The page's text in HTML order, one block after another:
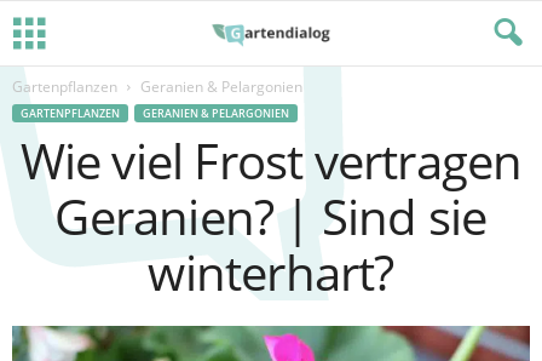
Gartenpflanzen Geranien & Pelargonien‎
GARTENPFLANZEN GERANIEN & PELARGONIEN‎
Wie viel Frost vertragen
Geranien? | Sind sie
winterhart?